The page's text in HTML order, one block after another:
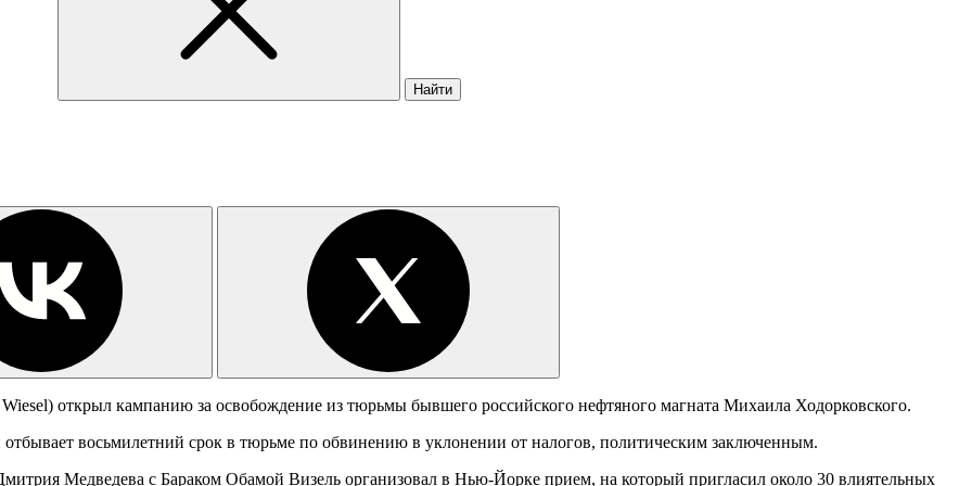
Найти
открыл кампанию за освобождение из тюрьмы бывшего российского нефтяного магната Михаила Ходорковского.
восьмилетний срок в тюрьме по обвинению в уклонении от налогов, политическим заключенным.
Медведева с Бараком Обамой Визель организовал в Нью-Йорке прием, на который пригласил около 30 влиятельных